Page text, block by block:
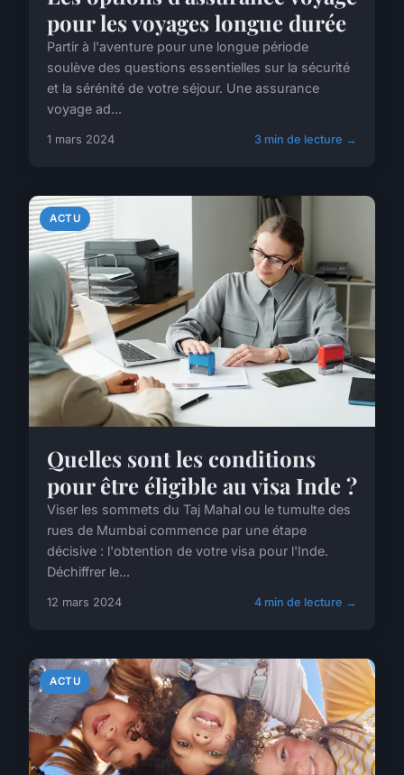
pour les voyages longue durée
Partir à l'aventure pour une longue période
soulève des questions essentielles sur la sécurité
et la sérénité de votre séjour. Une assurance
voyage ad...
1 mars 2024 3 min de lecture →
ACTU
Quelles sont les conditions
pour être éligible au visa Inde ?
Viser les sommets du Taj Mahal ou le tumulte des
rues de Mumbai commence par une étape
décisive : l'obtention de votre visa pour l'Inde.
Déchiffrer le...
12 mars 2024 4 min de lecture →
ACTU